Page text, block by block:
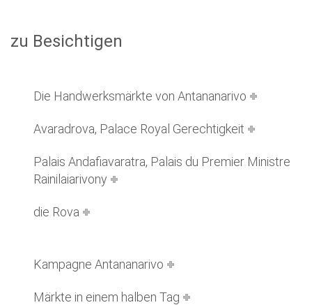
zu Besichtigen
Die Handwerksmärkte von Antananarivo
Avaradrova, Palace Royal Gerechtigkeit
Palais Andafiavaratra, Palais du Premier Ministre
Rainilaiarivony
die Rova
Kampagne Antananarivo
Märkte in einem halben Tag